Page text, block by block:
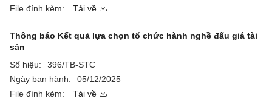
File đính kèm:
Tải về
Thông báo Kết quả lựa chọn tổ chức hành nghề đấu giá tài
sản
Số hiệu:
396/TB-STC
Ngày ban hành:
05/12/2025
File đính kèm:
Tải về